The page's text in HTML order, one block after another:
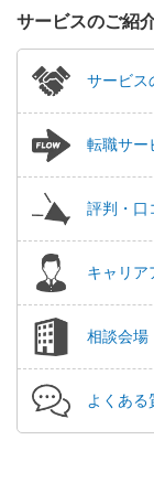
サービスのご紹
サービス
転職サー
評判・口
キャリア
相談会場
よくある